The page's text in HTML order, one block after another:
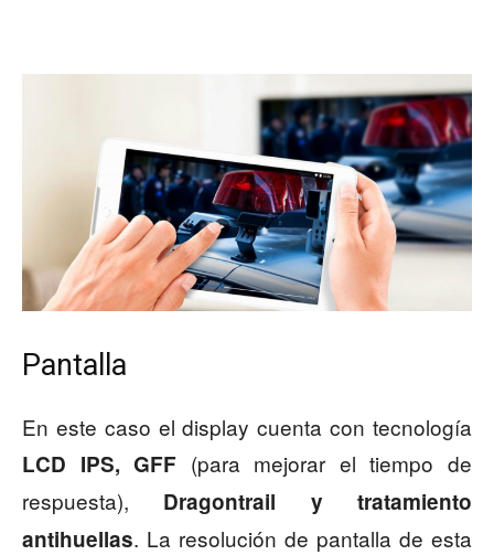
Pantalla
En este caso el display cuenta con tecnología
LCD IPS, GFF (para mejorar el tiempo de
respuesta), Dragontrail y tratamiento
antihuellas. La resolución de pantalla de esta